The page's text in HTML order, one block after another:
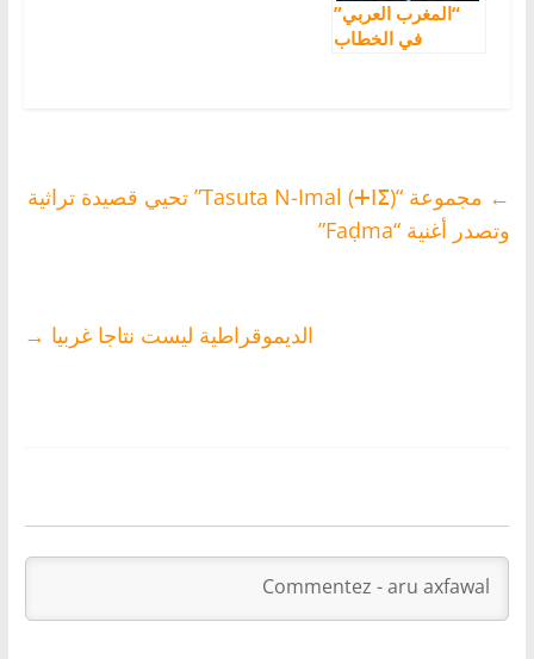
“المغرب العربي”
في الخطاب
←
مجموعة “Tasuta N-Imal (ⵜⵏⵉ)” تحيي قصيدة تراثية
وتصدر أغنية “Faḍma”
الديموقراطية ليست نتاجا غربيا →